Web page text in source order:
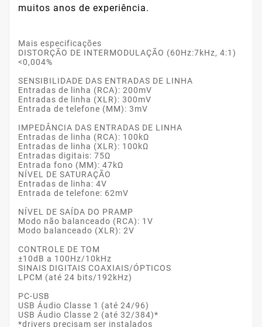
muitos anos de experiência.
Mais especificações
DISTORÇÃO DE INTERMODULAÇÃO (60Hz:7kHz, 4:1)
<0,004%
SENSIBILIDADE DAS ENTRADAS DE LINHA
Entradas de linha (RCA): 200mV
Entradas de linha (XLR): 300mV
Entrada de telefone (MM): 3mV
IMPEDÂNCIA DAS ENTRADAS DE LINHA
Entradas de linha (RCA): 100kΩ
Entradas de linha (XLR): 100kΩ
Entradas digitais: 75Ω
Entrada fono (MM): 47kΩ
NÍVEL DE SATURAÇÃO
Entradas de linha: 4V
Entrada de telefone: 62mV
NÍVEL DE SAÍDA DO PRAMP
Modo não balanceado (RCA): 1V
Modo balanceado (XLR): 2V
CONTROLE DE TOM
±10dB a 100Hz/10kHz
SINAIS DIGITAIS COAXIAIS/ÓPTICOS
LPCM (até 24 bits/192kHz)
PC-USB
USB Áudio Classe 1 (até 24/96)
USB Áudio Classe 2 (até 32/384)*
*drivers precisam ser instalados